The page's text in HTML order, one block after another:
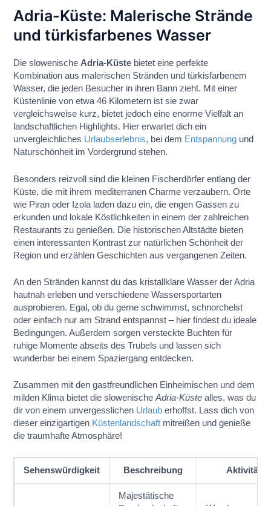
Adria-Küste: Malerische Strände
und türkisfarbenes Wasser
Die slowenischeAdria-Küste bietet eine perfekte
Kombination aus malerischen Stränden und türkisfarbenem
Wasser, die jeden Besucher in ihren Bann zieht. Mit einer
Küstenlinie von etwa 46 Kilometern ist sie zwar
vergleichsweise kurz, bietet jedoch eine enorme Vielfalt an
landschaftlichen Highlights. Hier erwartet dich ein
unvergleichliches Urlaubserlebnis, bei dem Entspannung und
Naturschönheit im Vordergrund stehen.
Besonders reizvoll sind die kleinen Fischerdörfer entlang der
Küste, die mit ihrem mediterranen Charme verzaubern. Orte
wie Piran oder Izola laden dazu ein, die engen Gassen zu
erkunden und lokale Köstlichkeiten in einem der zahlreichen
Restaurants zu genießen. Die historischen Altstädte bieten
einen interessanten Kontrast zur natürlichen Schönheit der
Region und erzählen Geschichten aus vergangenen Zeiten.
An den Stränden kannst du das kristallklare Wasser der Adria
hautnah erleben und verschiedene Wassersportarten
ausprobieren. Egal, ob du gerne schwimmst, schnorchelst
oder einfach nur am Strand entspannst – hier findest du ideale
Bedingungen. Außerdem sorgen versteckte Buchten für
ruhige Momente abseits des Trubels und lassen sich
wunderbar bei einem Spaziergang entdecken.
Zusammen mit den gastfreundlichen Einheimischen und dem
milden Klima bietet die slowenischeAdria-Küste alles, was du
dir von einem unvergesslichen Urlaub erhoffst. Lass dich von
dieser einzigartigen Küstenlandschaft mitreißen und genieße
die traumhafte Atmosphäre!
Sehenswürdigkeit Beschreibung Aktivität
Majestätische